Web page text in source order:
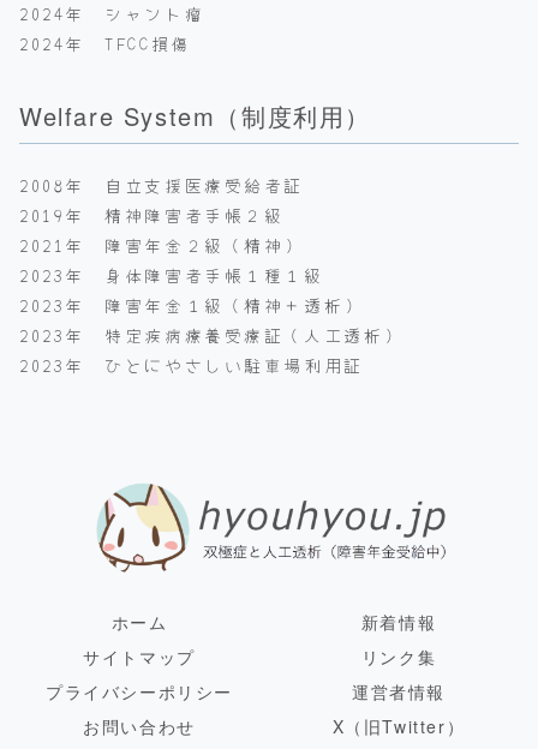
2024年 シャント瘤
2024年 TFCC損傷
Welfare System（制度利用）
2008年 自立支援医療受給者証
2019年 精神障害者手帳２級
2021年 障害年金２級（精神）
2023年 身体障害者手帳１種１級
2023年 障害年金１級（精神＋透析）
2023年 特定疾病療養受療証（人工透析）
2023年 ひとにやさしい駐車場利用証
ホーム
新着情報
サイトマップ
リンク集
プライバシーポリシー
運営者情報
お問い合わせ
X（旧Twitter）